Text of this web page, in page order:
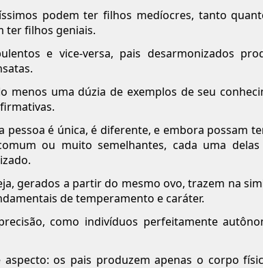
podem ter filhos medíocres, tanto
ter filhos geniais.
e vice-versa, pais desarmonizados
menos uma dúzia de exemplos de seu
pessoa é única, é diferente, e embora possam
ou muito semelhantes, cada uma
gerados a partir do mesmo ovo, trazem na
de temperamento e caráter.
como indivíduos perfeitamente
os pais produzem apenas o corpo